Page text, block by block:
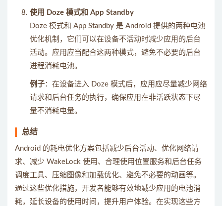
使用 Doze 模式和 App Standby
Doze 模式和 App Standby 是 Android 提供的两种电池
优化机制，它们可以在设备不活动时减少应用的后台
活动。应用应当配合这两种模式，避免不必要的后台
进程消耗电池。
例子：在设备进入 Doze 模式后，应用应尽量减少网络
请求和后台任务的执行，确保应用在非活跃状态下尽
量不消耗电量。
总结
Android 的耗电优化方案包括减少后台活动、优化网络请
求、减少 WakeLock 使用、合理使用位置服务和后台任务
调度工具、压缩图像和加载优化、避免不必要的动画等。
通过这些优化措施，开发者能够有效地减少应用的电池消
耗，延长设备的使用时间，提升用户体验。在实现这些方